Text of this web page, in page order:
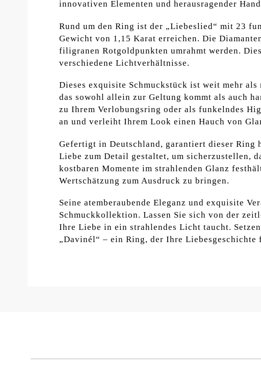
innovativen Elementen und herausragender
Rund um den Ring ist der „Liebeslied“ mit 23
Gewicht von 1,15 Karat erreichen. Die
filigranen Rotgoldpunkten umrahmt werden.
verschiedene Lichtverhältnisse.
Dieses exquisite Schmuckstück ist weit mehr
das sowohl allein zur Geltung kommt als auch
zu Ihrem Verlobungsring oder als funkelndes
an und verleiht Ihrem Look einen Hauch von
Gefertigt in Deutschland, garantiert dieser Ring
Liebe zum Detail gestaltet, um sicherzustellen,
kostbaren Momente im strahlenden Glanz
Wertschätzung zum Ausdruck zu bringen.
Seine atemberaubende Eleganz und exquisite
Schmuckkollektion. Lassen Sie sich von der
Ihre Liebe in ein strahlendes Licht taucht.
„Davinél“ – ein Ring, der Ihre